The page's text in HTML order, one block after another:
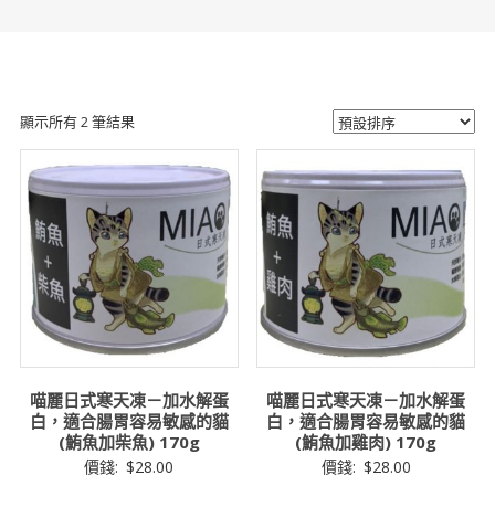
顯示所有 2 筆結果
喵麗日式寒天凍－加水解蛋
白，適合腸胃容易敏感的貓
(鮪魚加柴魚) 170g
價錢: $28.00
喵麗日式寒天凍－加水解蛋
白，適合腸胃容易敏感的貓
(鮪魚加雞肉) 170g
價錢: $28.00